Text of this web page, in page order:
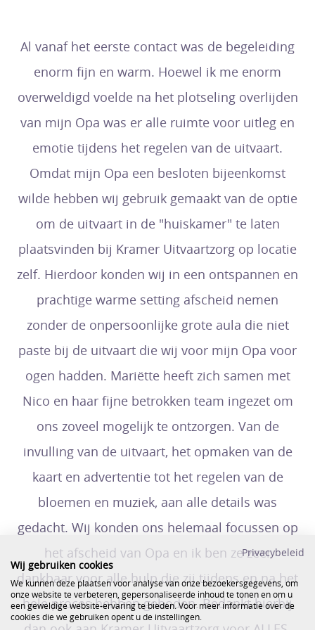
Al vanaf het eerste contact was de begeleiding
enorm fijn en warm. Hoewel ik me enorm
overweldigd voelde na het plotseling overlijden
van mijn Opa was er alle ruimte voor uitleg en
emotie tijdens het regelen van de uitvaart.
Omdat mijn Opa een besloten bijeenkomst
wilde hebben wij gebruik gemaakt van de optie
om de uitvaart in de "huiskamer" te laten
plaatsvinden bij Kramer Uitvaartzorg op locatie
zelf. Hierdoor konden wij in een ontspannen en
prachtige warme setting afscheid nemen
zonder de onpersoonlijke grote aula die niet
paste bij de uitvaart die wij voor mijn Opa voor
ogen hadden. Mariëtte heeft zich samen met
Nico en haar fijne betrokken team ingezet om
ons zoveel mogelijk te ontzorgen. Van de
invulling van de uitvaart, het opmaken van de
kaart en advertentie tot het regelen van de
bloemen en muziek, aan alle details was
gedacht. Wij konden ons helemaal focussen op
het afscheid van Opa en ik ben ze zeer
dankbaar voor alle hulp die zij tijdens en na het
hele proces hebben geboden. Bedankt hierbij
Privacybeleid
Wij gebruiken cookies
We kunnen deze plaatsen voor analyse van onze bezoekersgegevens, om
onze website te verbeteren, gepersonaliseerde inhoud te tonen en om u
een geweldige website-ervaring te bieden. Voor meer informatie over de
cookies die we gebruiken opent u de instellingen.